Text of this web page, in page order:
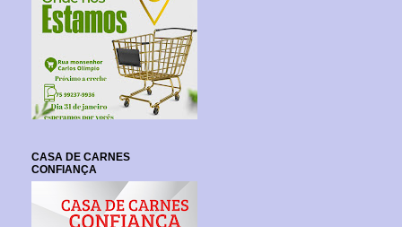
CASA DE CARNES
CONFIANÇA